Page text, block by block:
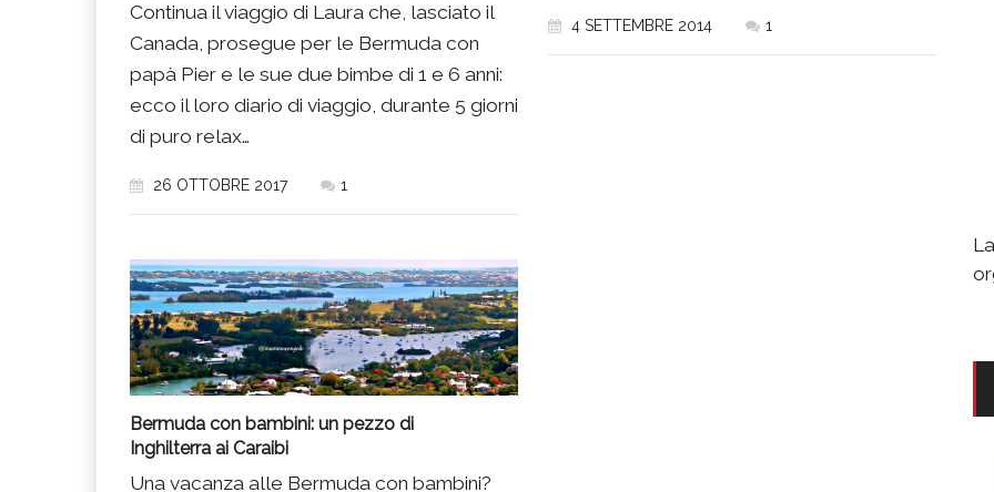
Continua il viaggio di Laura che, lasciato il
Canada, prosegue per le Bermuda con
papà Pier e le sue due bimbe di 1 e 6 anni:
ecco il loro diario di viaggio, durante 5 giorni
di puro relax…
26 OTTOBRE 2017 1
4 SETTEMBRE 2014 1
Bermuda con bambini: un pezzo di
Inghilterra ai Caraibi
Una vacanza alle Bermuda con bambini?